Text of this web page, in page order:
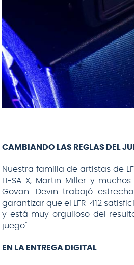
CAMBIANDO LAS REGLAS DEL
Nuestra familia de artistas de
LI-SA X, Martin Miller y
Govan. Devin trabajó
garantizar que el LFR-412
y está muy orgulloso del
juego".
EN LA ENTREGA DIGITAL